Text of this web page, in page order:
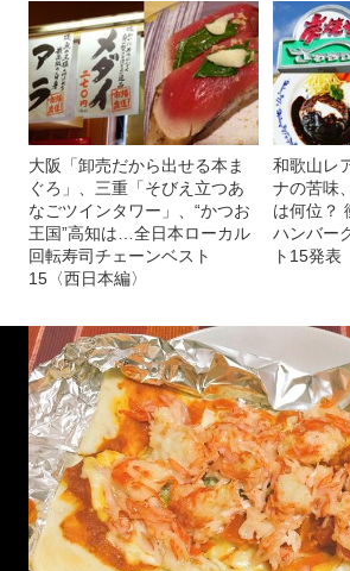
大阪「卸売だから出せる本ま
ぐろ」、三重「そびえ立つあ
なごツインタワー」、“かつお
王国”高知は…全日本ローカル
回転寿司チェーンベスト
15〈西日本編〉
和歌山レ
ナの苦味
は何位？
ハンバー
ト15発表